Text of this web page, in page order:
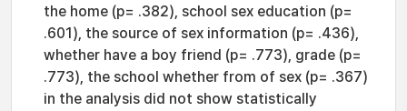
the home (p= .382), school sex education (p=
.601), the source of sex information (p= .436),
whether have a boy friend (p= .773), grade (p=
.773), the school whether from of sex (p= .367)
in the analysis did not show statistically